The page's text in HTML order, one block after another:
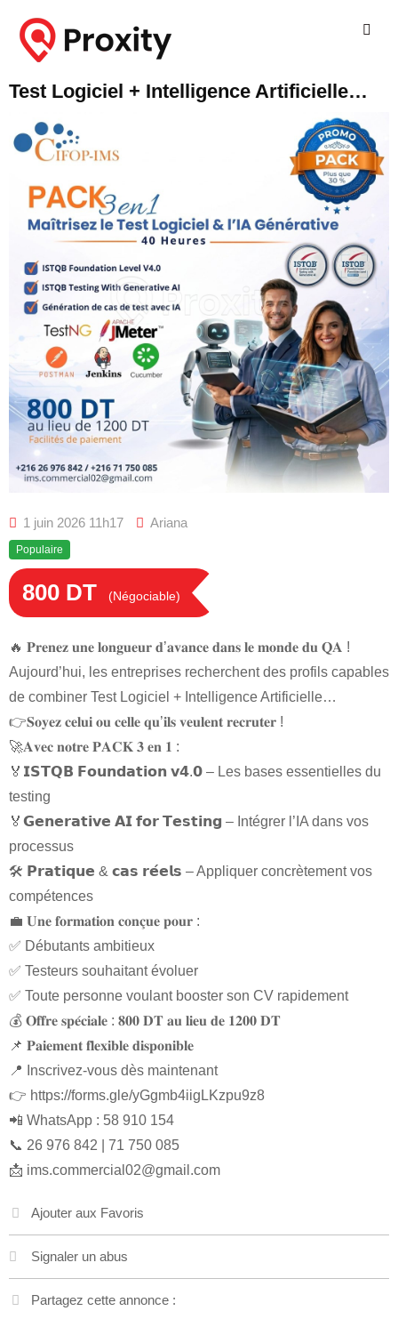
Test Logiciel + Intelligence Artificielle…
1 juin 2026 11h17 Ariana
Populaire
800 DT (Négociable)
🔥 𝐏𝐫𝐞𝐧𝐞𝐳 𝐮𝐧𝐞 𝐥𝐨𝐧𝐠𝐮𝐞𝐮𝐫 𝐝’𝐚𝐯𝐚𝐧𝐜𝐞 𝐝𝐚𝐧𝐬 𝐥𝐞 𝐦𝐨𝐧𝐝𝐞 𝐝𝐮 𝐐𝐀 !
Aujourd’hui, les entreprises recherchent des profils capables
de combiner Test Logiciel + Intelligence Artificielle…
👉𝐒𝐨𝐲𝐞𝐳 𝐜𝐞𝐥𝐮𝐢 𝐨𝐮 𝐜𝐞𝐥𝐥𝐞 𝐪𝐮’𝐢𝐥𝐬 𝐯𝐞𝐮𝐥𝐞𝐧𝐭 𝐫𝐞𝐜𝐫𝐮𝐭𝐞𝐫 !
🚀𝐀𝐯𝐞𝐜 𝐧𝐨𝐭𝐫𝐞 𝐏𝐀𝐂𝐊 𝟑 𝐞𝐧 𝟏 :
🏅𝗜𝗦𝗧𝗤𝗕 𝗙𝗼𝘂𝗻𝗱𝗮𝘁𝗶𝗼𝗻 𝘃𝟰.𝟬 – Les bases essentielles du
testing
🏅𝗚𝗲𝗻𝗲𝗿𝗮𝘁𝗶𝘃𝗲 𝗔𝗜 𝗳𝗼𝗿 𝗧𝗲𝘀𝘁𝗶𝗻𝗴 – Intégrer l’IA dans vos
processus
🛠 𝗣𝗿𝗮𝘁𝗶𝗾𝘂𝗲 & 𝗰𝗮𝘀 𝗿𝗲́𝗲𝗹𝘀 – Appliquer concrètement vos
compétences
💼 𝐔𝐧𝐞 𝐟𝐨𝐫𝐦𝐚𝐭𝐢𝐨𝐧 𝐜𝐨𝐧𝐜̧𝐮𝐞 𝐩𝐨𝐮𝐫 :
✅ Débutants ambitieux
✅ Testeurs souhaitant évoluer
✅ Toute personne voulant booster son CV rapidement
💰 𝐎𝐟𝐟𝐫𝐞 𝐬𝐩𝐞́𝐜𝐢𝐚𝐥𝐞 : 𝟖𝟎𝟎 𝐃𝐓 𝐚𝐮 𝐥𝐢𝐞𝐮 𝐝𝐞 𝟏𝟐𝟎𝟎 𝐃𝐓
📌 𝐏𝐚𝐢𝐞𝐦𝐞𝐧𝐭 𝐟𝐥𝐞𝐱𝐢𝐛𝐥𝐞 𝐝𝐢𝐬𝐩𝐨𝐧𝐢𝐛𝐥𝐞
📍 Inscrivez-vous dès maintenant
👉 https://forms.gle/yGgmb4iigLKzpu9z8
📲 WhatsApp : 58 910 154
📞 26 976 842 | 71 750 085
📩 ims.commercial02@gmail.com
Ajouter aux Favoris
Signaler un abus
Partagez cette annonce :